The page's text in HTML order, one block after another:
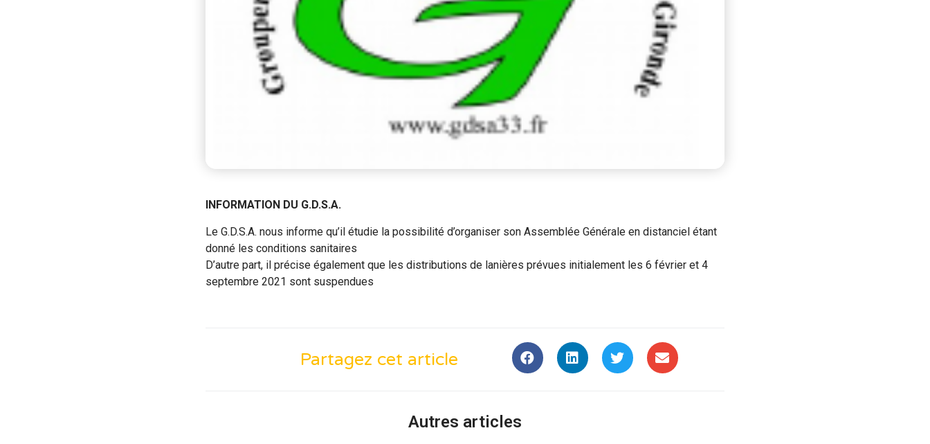
INFORMATION DU G.D.S.A.
Le G.D.S.A. nous informe qu’il étudie la possibilité d’organiser son Assemblée Générale en distanciel étant
donné les conditions sanitaires
D’autre part, il précise également que les distributions de lanières prévues initialement les 6 février et 4
septembre 2021 sont suspendues
Partagez cet article
Autres articles